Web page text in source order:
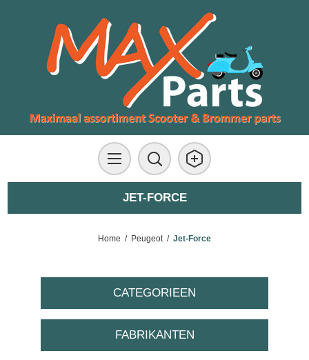
JET-FORCE
Home / Peugeot / Jet-Force
CATEGORIEEN
FABRIKANTEN